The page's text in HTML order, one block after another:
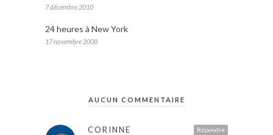
7 décembre 2010
24 heures à New York
17 novembre 2008
AUCUN COMMENTAIRE
Répondre
CORINNE